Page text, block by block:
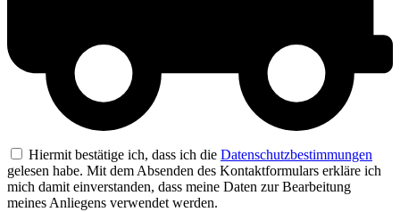
Hiermit bestätige ich, dass ich die Datenschutzbestimmungen
gelesen habe. Mit dem Absenden des Kontaktformulars erkläre ich
mich damit einverstanden, dass meine Daten zur Bearbeitung
meines Anliegens verwendet werden.